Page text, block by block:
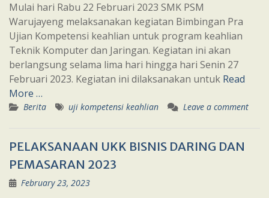
Mulai hari Rabu 22 Februari 2023 SMK PSM
Warujayeng melaksanakan kegiatan Bimbingan Pra
Ujian Kompetensi keahlian untuk program keahlian
Teknik Komputer dan Jaringan. Kegiatan ini akan
berlangsung selama lima hari hingga hari Senin 27
Februari 2023. Kegiatan ini dilaksanakan untuk Read
More …
Berita uji kompetensi keahlian Leave a comment
PELAKSANAAN UKK BISNIS DARING DAN
PEMASARAN 2023
February 23, 2023